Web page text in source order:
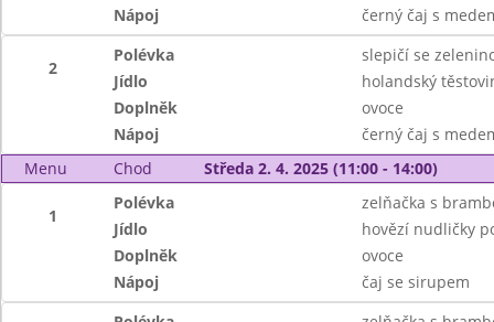
Nápoj
černý čaj s
2
Polévka
slepičí se
Jídlo
holandský
Doplněk
ovoce
Nápoj
černý čaj s
Menu
Chod Středa 2. 4. 2025 (11:00 - 14:00)
1
Polévka
zelňačka s
Jídlo
hovězí nudličky
Doplněk
ovoce
Nápoj
čaj se sirupem